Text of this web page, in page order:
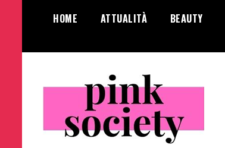
HOME ATTUALITÀ BEAUTY